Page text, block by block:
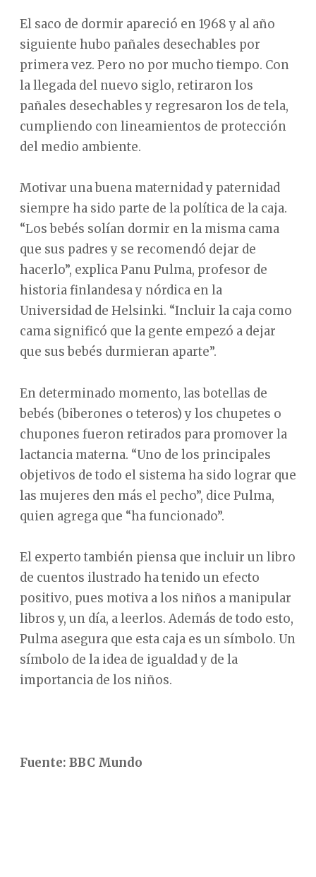
El saco de dormir apareció en 1968 y al año
siguiente hubo pañales desechables por
primera vez. Pero no por mucho tiempo. Con
la llegada del nuevo siglo, retiraron los
pañales desechables y regresaron los de tela,
cumpliendo con lineamientos de protección
del medio ambiente.
Motivar una buena maternidad y paternidad
siempre ha sido parte de la política de la caja.
“Los bebés solían dormir en la misma cama
que sus padres y se recomendó dejar de
hacerlo”, explica Panu Pulma, profesor de
historia finlandesa y nórdica en la
Universidad de Helsinki. “Incluir la caja como
cama significó que la gente empezó a dejar
que sus bebés durmieran aparte”.
En determinado momento, las botellas de
bebés (biberones o teteros) y los chupetes o
chupones fueron retirados para promover la
lactancia materna. “Uno de los principales
objetivos de todo el sistema ha sido lograr que
las mujeres den más el pecho”, dice Pulma,
quien agrega que “ha funcionado”.
El experto también piensa que incluir un libro
de cuentos ilustrado ha tenido un efecto
positivo, pues motiva a los niños a manipular
libros y, un día, a leerlos. Además de todo esto,
Pulma asegura que esta caja es un símbolo. Un
símbolo de la idea de igualdad y de la
importancia de los niños.
Fuente: BBC Mundo